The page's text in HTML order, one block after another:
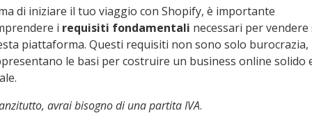
di iniziare il tuo viaggio con Shopify, è importante
i requisiti fondamentali necessari per vendere
piattaforma. Questi requisiti non sono solo burocrazia,
le basi per costruire un business online solido
avrai bisogno di una partita IVA.